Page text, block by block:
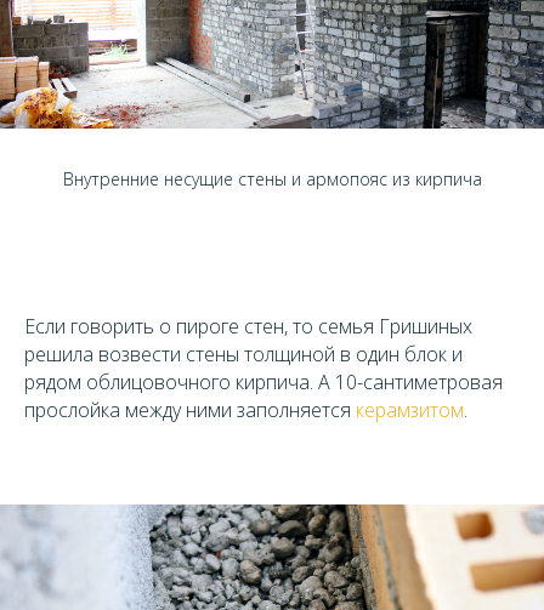
Внутренние несущие стены и армопояс из кирпича
Если говорить о пироге стен, то семья Гришиных
решила возвести стены толщиной в один блок и
рядом облицовочного кирпича. А 10-сантиметровая
прослойка между ними заполняется керамзитом.